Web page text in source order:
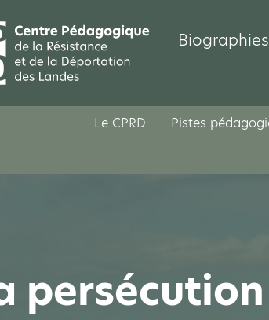
Biographies
Le CPRD Pistes